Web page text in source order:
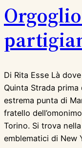
Di Rita Esse Là
Quinta Strada
estrema punta di
fratello
Torino. Si trova
emblematici di New